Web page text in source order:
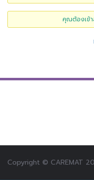
คุณต้องเข้า
Copyright © CAREMAT